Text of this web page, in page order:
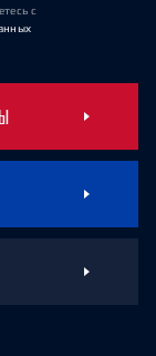
с